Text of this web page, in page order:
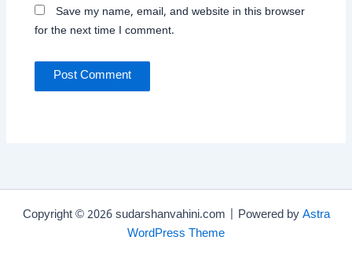
Save my name, email, and website in this browser
for the next time I comment.
Copyright © 2026 sudarshanvahini.com | Powered by Astra
WordPress Theme